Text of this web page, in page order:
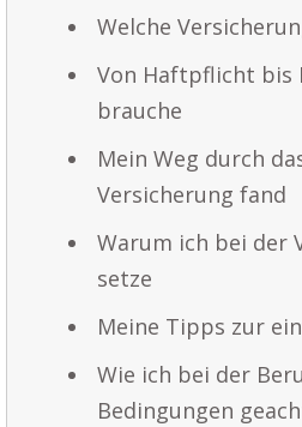
Welche
Von Haftpflicht bis
brauche
Mein Weg durch
Versicherung fand
Warum ich bei der
setze
Meine Tipps zur
Wie ich bei der
Bedingungen